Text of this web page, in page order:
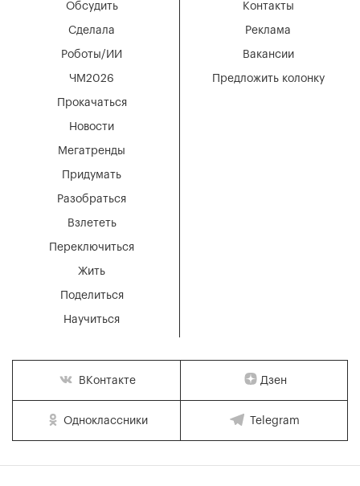
Мегатренды
Придумать
Разобраться
Взлететь
Новости
Переключиться
Жить
Поделиться
Научиться
Обсудить
Сделала
Роботы/ИИ
ЧМ2026
Прокачаться
Вакансии
Реклама
Контакты
Предложить колонку
ВКонтакте Дзен
Одноклассники Telegram